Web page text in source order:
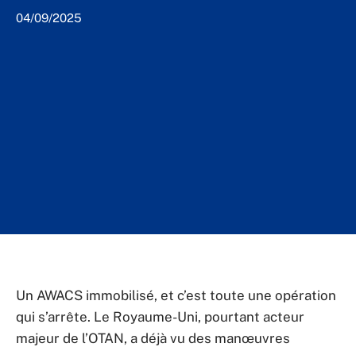
04/09/2025
Un AWACS immobilisé, et c’est toute une opération
qui s’arrête. Le Royaume-Uni, pourtant acteur
majeur de l’OTAN, a déjà vu des manœuvres